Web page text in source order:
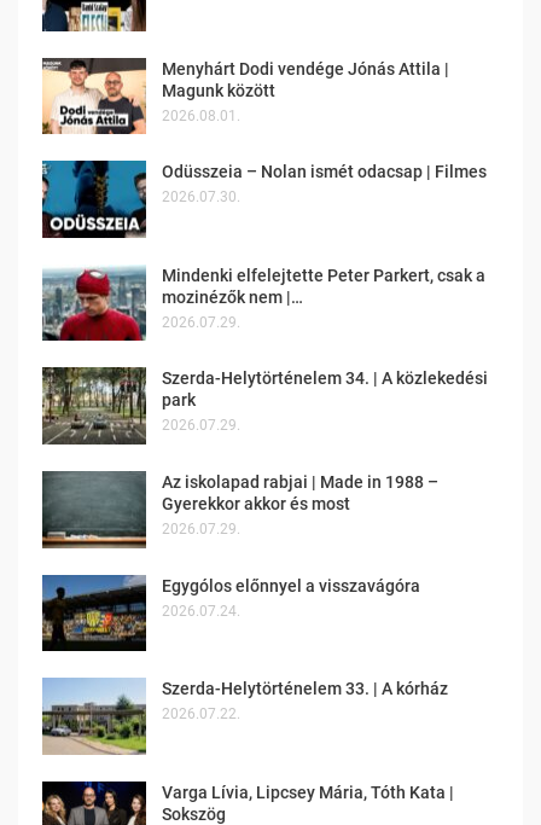
Menyhárt Dodi vendége Jónás Attila |
Magunk között
2026.08.01.
Odüsszeia – Nolan ismét odacsap | Filmes
2026.07.30.
Mindenki elfelejtette Peter Parkert, csak a
mozinézők nem |…
2026.07.29.
Szerda-Helytörténelem 34. | A közlekedési
park
2026.07.29.
Az iskolapad rabjai | Made in 1988 –
Gyerekkor akkor és most
2026.07.29.
Egygólos előnnyel a visszavágóra
2026.07.24.
Szerda-Helytörténelem 33. | A kórház
2026.07.22.
Varga Lívia, Lipcsey Mária, Tóth Kata |
Sokszög